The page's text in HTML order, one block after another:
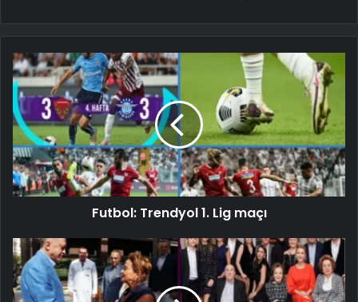
Futbol: Trendyol 1. Lig maçı